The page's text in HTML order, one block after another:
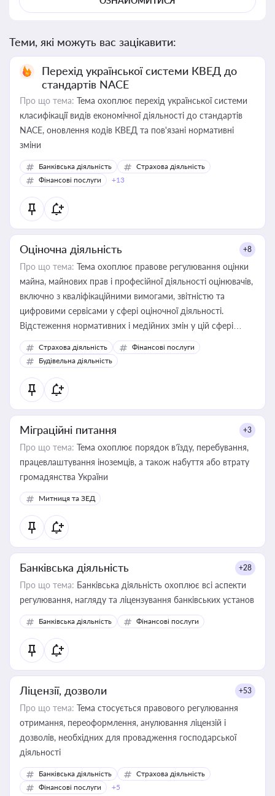
Теми, які можуть вас зацікавити:
Перехід української системи КВЕД до
стандартів NACE
Про що тема: Тема охоплює перехід української системи
класифікації видів економічної діяльності до стандартів
NACE, оновлення кодів КВЕД та пов'язані нормативні
зміни
Банківська діяльність
Страхова діяльність
Фінансові послуги
+13
Оціночна діяльність +8
Про що тема: Тема охоплює правове регулювання оцінки
майна, майнових прав і професійної діяльності оцінювачів,
включно з кваліфікаційними вимогами, звітністю та
цифровими сервісами у сфері оціночної діяльності.
Відстеження нормативних і медійних змін у цій сфері
корисне для власника бізнесу, керівника, юриста або
бухгалтера під час оподаткування, приватизації, оренди
державного майна, корпоративних угод і перевірки
статусу суб'єктів оціночної діяльності
Страхова діяльність
Фінансові послуги
Будівельна діяльність
Міграційні питання +3
Про що тема: Тема охоплює порядок в’їзду, перебування,
працевлаштування іноземців, а також набуття або втрату
громадянства України
Митниця та ЗЕД
Банківська діяльність +28
Про що тема: Банківська діяльність охоплює всі аспекти
регулювання, нагляду та ліцензування банківських установ
Банківська діяльність Фінансові послуги
Ліцензії, дозволи +53
Про що тема: Тема стосується правового регулювання
отримання, переоформлення, анулювання ліцензій і
дозволів, необхідних для провадження господарської
діяльності
Банківська діяльність
Страхова діяльність
Фінансові послуги
+5